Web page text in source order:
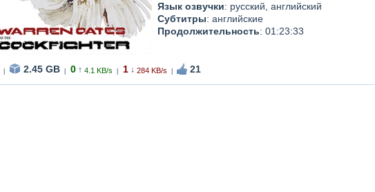
Язык озвучки: русский, английский
Субтитры: английские
Продолжительность: 01:23:33
2.45 GB 0 ↑ 4.1 KB/s 1 ↓ 284 KB/s 21